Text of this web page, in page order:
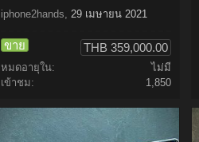
iphone2hands, 29 เมษายน 2021
ขาย THB 359,000.00
หมดอายุใน:
ไม่มี
เข้าชม:
1,850